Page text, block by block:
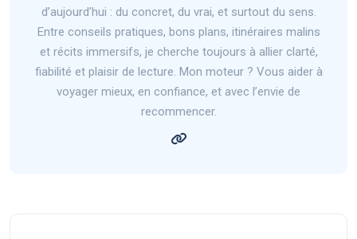
d’aujourd’hui : du concret, du vrai, et surtout du sens.
Entre conseils pratiques, bons plans, itinéraires malins
et récits immersifs, je cherche toujours à allier clarté,
fiabilité et plaisir de lecture. Mon moteur ? Vous aider à
voyager mieux, en confiance, et avec l’envie de
recommencer.